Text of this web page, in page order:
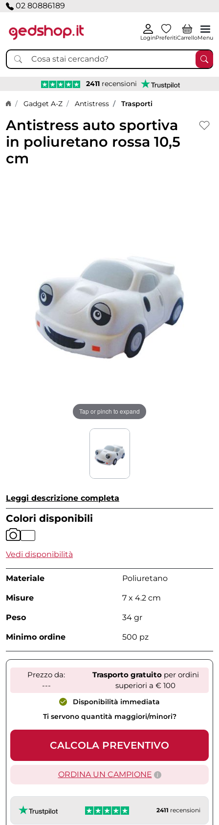
02 80886189
LoginPreferitiCarrelloMenu
2411 recensioni
Home page
Gadget A-Z Antistress Trasporti
Antistress auto sportiva
in poliuretano rossa 10,5
cm
Tap or pinch to expand
Leggi descrizione completa
Colori disponibili
Vedi disponibilità
Materiale Poliuretano
Misure 7 x 4.2 cm
Peso 34 gr
Minimo ordine 500 pz
Prezzo da:
---
Trasporto gratuitoper ordini
superiori a € 100
Disponibilità immediata
Ti servono quantità maggiori/minori?
CALCOLA PREVENTIVO
ORDINA UN CAMPIONE
2411 recensioni